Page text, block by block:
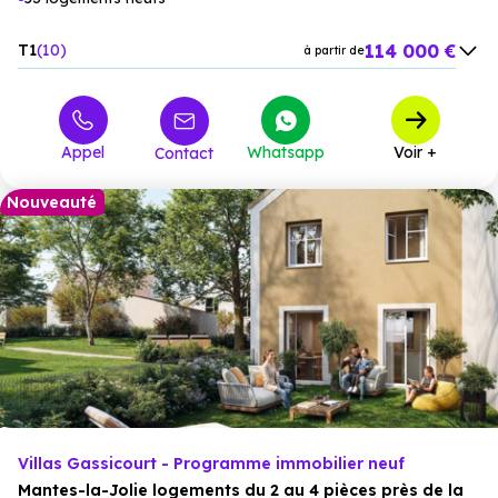
T1 10 à partir de114 000 €
à partir de 234 000 €
Appel Contact Whatsapp Voir +
Nouveauté
Villas Gassicourt - Programme immobilier neuf
Mantes-la-Jolie logements du 2 au 4 pièces près de la